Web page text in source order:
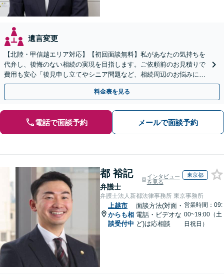
遺言変更
【北陸・甲信越エリア対応】【初回面談無料】私があなたの気持ちを
代弁し、後悔のない相続の実現を目指します。ご依頼前のお見積りで
費用も安心「後見申し立てやシニア問題など、相続周辺のお悩みにも
対処可能」【WEB面談対応】
料金表を見る
電話で面談予約 メールで面談予約
都 裕記
弁護士
インタビュー
を見る
東京都
弁護士法人新都法律事務所 東京事務所
上越市
からも相
談受付中
面談方法(対面・
電話・ビデオな
ど)は応相談
営業時間：09:
00~19:00（土
日祝日）